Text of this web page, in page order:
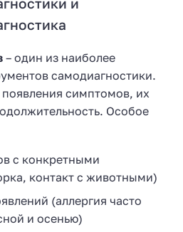
– один из наиболее
самодиагностики.
симптомов, их
Особое
с конкретными
контакт с животными)
(аллергия часто
и осенью)